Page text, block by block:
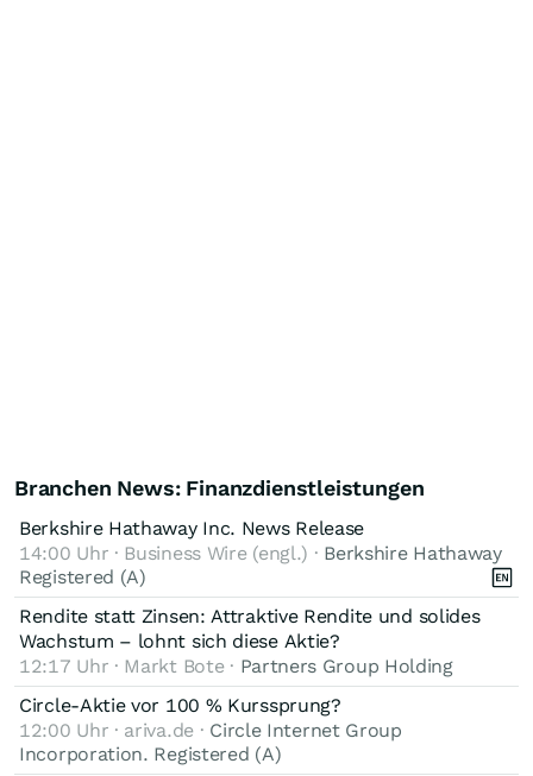
Branchen News: Finanzdienstleistungen
Berkshire Hathaway Inc. News Release
14:00 Uhr · Business Wire (engl.) · Berkshire Hathaway
Registered (A)
Rendite statt Zinsen: Attraktive Rendite und solides
Wachstum – lohnt sich diese Aktie?
12:17 Uhr · Markt Bote · Partners Group Holding
Circle-Aktie vor 100 % Kurssprung?
12:00 Uhr · ariva.de · Circle Internet Group
Incorporation. Registered (A)